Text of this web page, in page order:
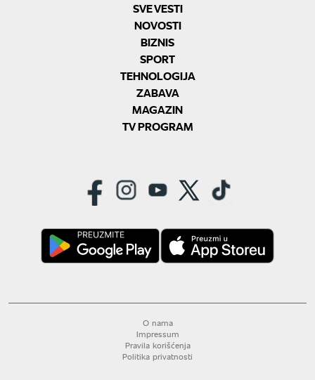
SVE VESTI
NOVOSTI
BIZNIS
SPORT
TEHNOLOGIJA
ZABAVA
MAGAZIN
TV PROGRAM
O nama
Impressum
Pravila korišćenja
Politika privatnosti